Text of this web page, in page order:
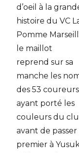
d’oeil à la
histoire du VC
Pomme
le maillot
reprend sur sa
manche les
des 53 coureurs
ayant porté les
couleurs du
avant de
premier à